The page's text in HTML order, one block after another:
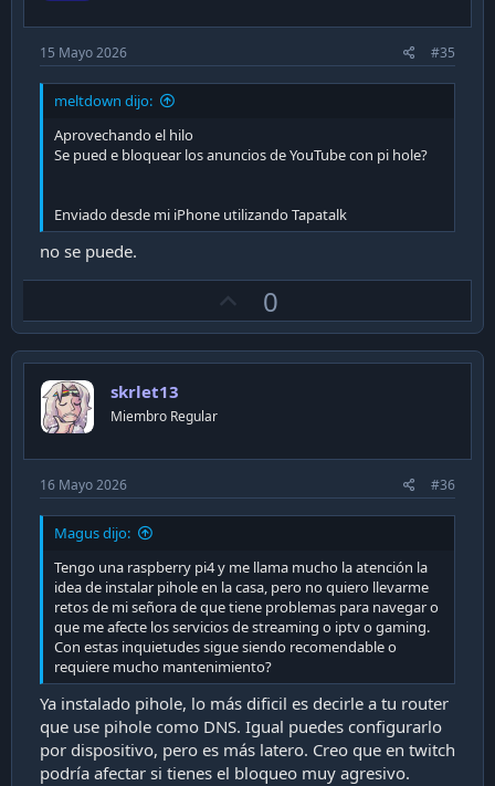
15 Mayo 2026 #35
meltdown dijo:
Aprovechando el hilo
Se pued e bloquear los anuncios de YouTube con pi hole?
Enviado desde mi iPhone utilizando Tapatalk
no se puede.
p
v
0
skrlet13
Miembro Regular
16 Mayo 2026 #36
Magus dijo:
Tengo una raspberry pi4 y me llama mucho la atención la
idea de instalar pihole en la casa, pero no quiero llevarme
retos de mi señora de que tiene problemas para navegar o
que me afecte los servicios de streaming o iptv o gaming.
Con estas inquietudes sigue siendo recomendable o
requiere mucho mantenimiento?
Ya instalado pihole, lo más dificil es decirle a tu router
que use pihole como DNS. Igual puedes configurarlo
por dispositivo, pero es más latero. Creo que en twitch
podría afectar si tienes el bloqueo muy agresivo.